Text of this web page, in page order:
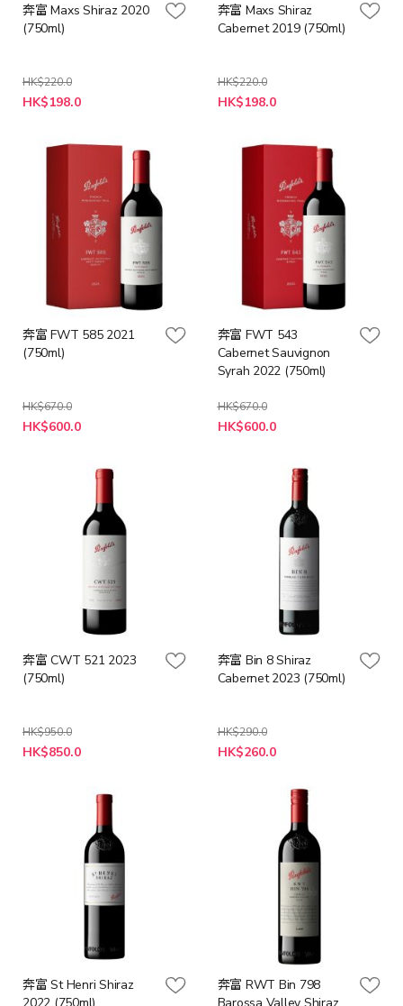
奔富 Maxs Shiraz 2020
(750ml)
HK$220.0
特
殊
HK$198.0
奔富 Maxs Shiraz
Cabernet 2019 (750ml)
HK$220.0
特
殊
HK$198.0
奔富 FWT 585 2021
(750ml)
HK$670.0
特
殊
HK$600.0
奔富 FWT 543
Cabernet Sauvignon
Syrah 2022 (750ml)
HK$670.0
特
殊
HK$600.0
奔富 CWT 521 2023
(750ml)
HK$950.0
特
殊
HK$850.0
奔富 Bin 8 Shiraz
Cabernet 2023 (750ml)
HK$290.0
特
殊
HK$260.0
奔富 St Henri Shiraz
奔富 RWT Bin 798